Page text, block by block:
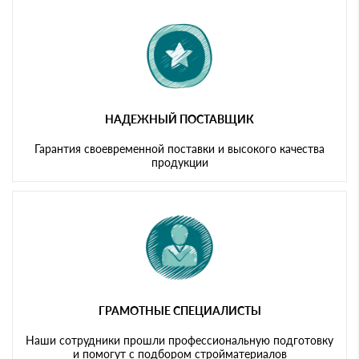
НАДЕЖНЫЙ ПОСТАВЩИК
Гарантия своевременной поставки и высокого качества
продукции
ГРАМОТНЫЕ СПЕЦИАЛИСТЫ
Наши сотрудники прошли профессиональную подготовку
и помогут с подбором стройматериалов